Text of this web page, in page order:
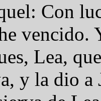
Con
Lea,
y la dio